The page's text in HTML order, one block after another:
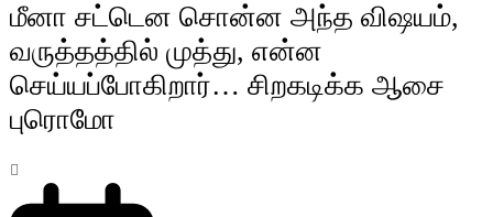
மீனா சட்டென சொன்ன அந்த விஷயம்,
வருத்தத்தில் முத்து, என்ன
செய்யப்போகிறார்… சிறகடிக்க ஆசை
புரொமோ